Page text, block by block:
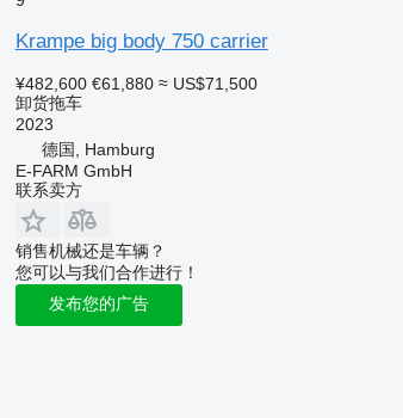
Krampe big body 750 carrier
¥482,600 €61,880 ≈ US$71,500
卸货拖车
2023
德国, Hamburg
E-FARM GmbH
联系卖方
销售机械还是车辆？
您可以与我们合作进行！
发布您的广告